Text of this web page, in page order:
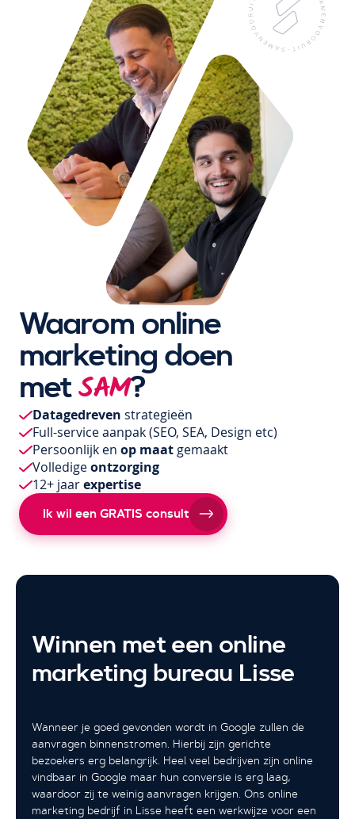
Waarom online
marketing doen
metSAM?
Datagedreven strategieën
Full-service aanpak(SEO, SEA, Design etc)
Persoonlijk en op maatgemaakt
Volledigeontzorging
12+ jaarexpertise
Ik wil een GRATIS consult
Winnen met een online
marketing bureau Lisse
Wanneer je goed gevonden wordt in Google zullen de
aanvragen binnenstromen. Hierbij zijn gerichte
bezoekers erg belangrijk. Heel veel bedrijven zijn online
vindbaar in Google maar hun conversie is erg laag,
waardoor zij te weinig aanvragen krijgen. Ons online
marketing bedrijf in Lisse heeft een werkwijze voor een